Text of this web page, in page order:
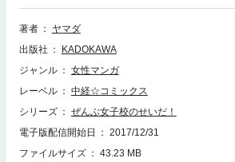
著者
ヤマダ
出版社
KADOKAWA
ジャンル
女性マンガ
レーベル
中経☆コミックス
シリーズ
ぜんぶ女子校のせいだ！
電子版配信開始日
2017/12/31
ファイルサイズ
43.23 MB